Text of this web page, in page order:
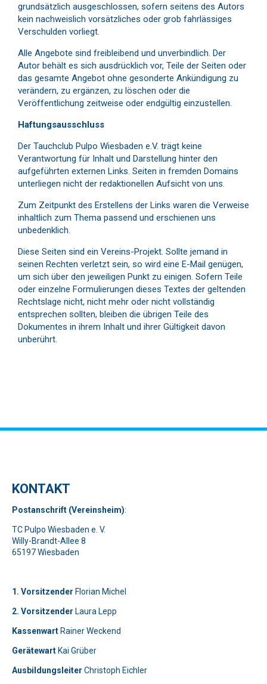
grundsätzlich ausgeschlossen, sofern seitens des Autors
kein nachweislich vorsätzliches oder grob fahrlässiges
Verschulden vorliegt.
Alle Angebote sind freibleibend und unverbindlich. Der
Autor behält es sich ausdrücklich vor, Teile der Seiten oder
das gesamte Angebot ohne gesonderte Ankündigung zu
verändern, zu ergänzen, zu löschen oder die
Veröffentlichung zeitweise oder endgültig einzustellen.
Haftungsausschluss
Der Tauchclub Pulpo Wiesbaden e.V. trägt keine
Verantwortung für Inhalt und Darstellung hinter den
aufgeführten externen Links. Seiten in fremden Domains
unterliegen nicht der redaktionellen Aufsicht von uns.
Zum Zeitpunkt des Erstellens der Links waren die Verweise
inhaltlich zum Thema passend und erschienen uns
unbedenklich.
Diese Seiten sind ein Vereins-Projekt. Sollte jemand in
seinen Rechten verletzt sein, so wird eine E-Mail genügen,
um sich über den jeweiligen Punkt zu einigen. Sofern Teile
oder einzelne Formulierungen dieses Textes der geltenden
Rechtslage nicht, nicht mehr oder nicht vollständig
entsprechen sollten, bleiben die übrigen Teile des
Dokumentes in ihrem Inhalt und ihrer Gültigkeit davon
unberührt.
KONTAKT
Postanschrift (Vereinsheim):
TC Pulpo Wiesbaden e. V.
Willy-Brandt-Allee 8
65197 Wiesbaden
1. Vorsitzender Florian Michel
2. Vorsitzender Laura Lepp
KassenwartRainer Weckend
GerätewartKai Grüber
Telefon: 0179-5300111
Ausbildungsleiter Christoph Eichler